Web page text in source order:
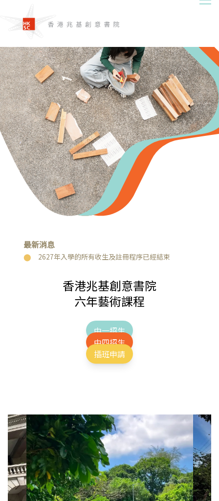
最新消息
2627年入學的所有收生及註冊程序已經結束
香港兆基創意書院
六年藝術課程
中一招生
中四招生
插班申請